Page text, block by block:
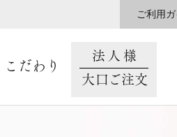
ご利用
こだわり
法人様
大口ご注文